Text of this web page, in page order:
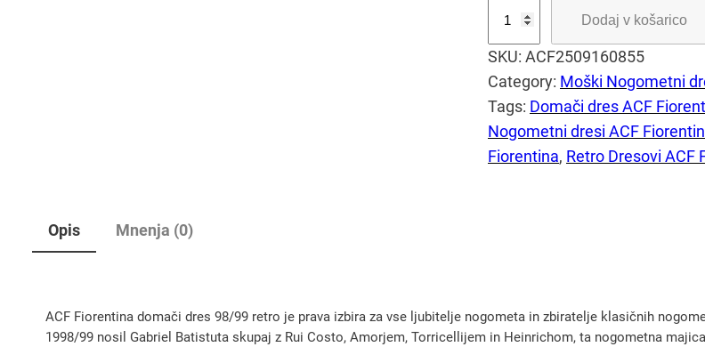
F
F
i
o
r
r
Dodaj v košarico
SKU: ACF2509160855
Category: Moški Nogometni
Tags: Domači dres ACF
Nogometni dresi ACF
Fiorentina, Retro Dresovi ACF
Opis Mnenja (0)
ACF Fiorentina domači dres 98/99 retro je prava izbira za vse ljubitelje nogometa in zbiratelje klasičnih
1998/99 nosil Gabriel Batistuta skupaj z Rui Costo, Amorjem, Torricellijem in Heinrichom, ta nogometna